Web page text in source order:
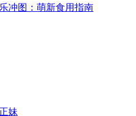
冲图：萌新食用指南
妹